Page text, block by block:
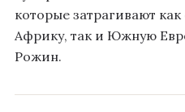
которые затрагивают
Африку, так и Южную
Рожин.